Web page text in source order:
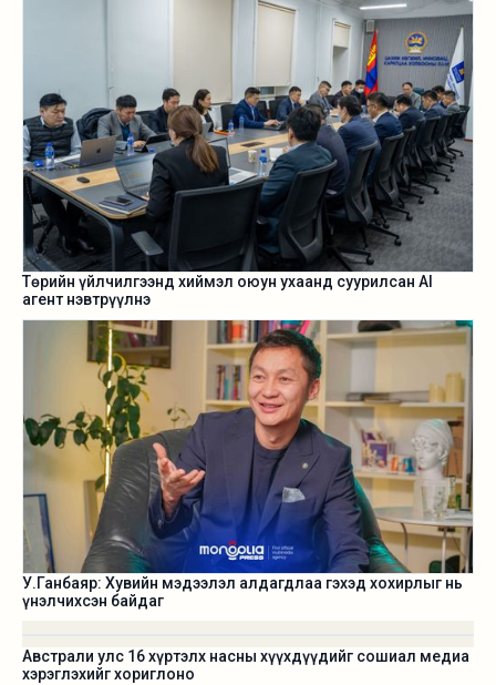
Төрийн үйлчилгээнд хиймэл оюун ухаанд суурилсан АI
агент нэвтрүүлнэ
У.Ганбаяр: Хувийн мэдээлэл алдагдлаа гэхэд хохирлыг нь
үнэлчихсэн байдаг
Австрали улс 16 хүртэлх насны хүүхдүүдийг сошиал медиа
хэрэглэхийг хориглоно